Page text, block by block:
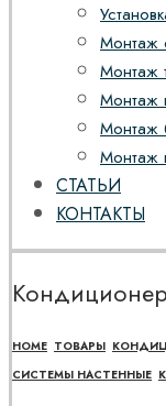
Монтаж
Монтаж
Монтаж
Монтаж
Монтаж
СТАТЬИ
КОНТАКТЫ
HOME ТОВАРЫ
СИСТЕМЫ НАСТЕННЫЕ